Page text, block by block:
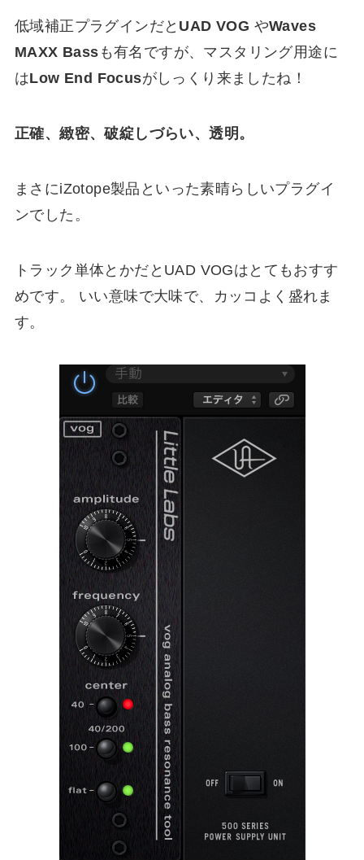
低域補正プラグインだと UAD VOG やWaves
MAXX Bass も有名ですが、マスタリング用途に
はLow End Focusがしっくり来ましたね！
正確、緻密、破綻しづらい、透明。
まさにiZotope製品といった素晴らしいプラグイ
ンでした。
トラック単体とかだとUAD VOGはとてもおすす
めです。 いい意味で大味で、カッコよく盛れま
す。